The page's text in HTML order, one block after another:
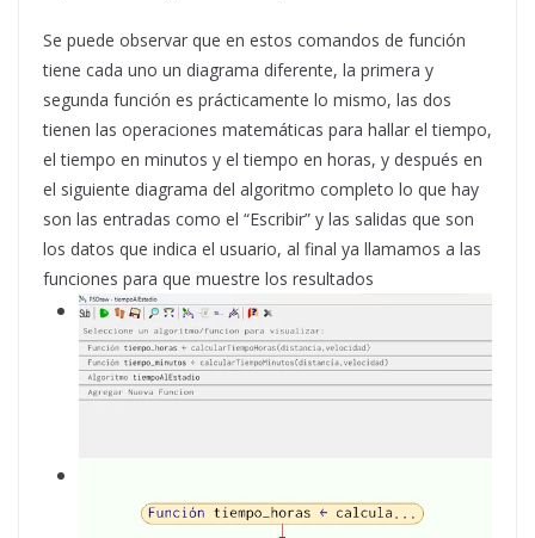
Se puede observar que en estos comandos de función
tiene cada uno un diagrama diferente, la primera y
segunda función es prácticamente lo mismo, las dos
tienen las operaciones matemáticas para hallar el tiempo,
el tiempo en minutos y el tiempo en horas, y después en
el siguiente diagrama del algoritmo completo lo que hay
son las entradas como el “Escribir” y las salidas que son
los datos que indica el usuario, al final ya llamamos a las
funciones para que muestre los resultados